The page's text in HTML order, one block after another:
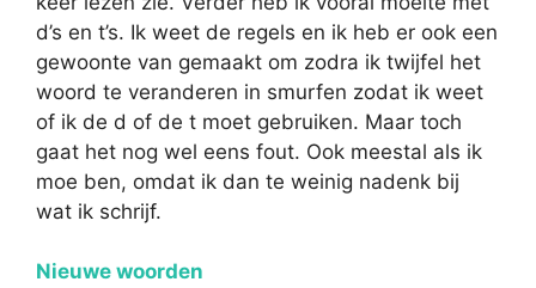
d’s en t’s. Ik weet de regels en ik heb er ook een
gewoonte van gemaakt om zodra ik twijfel het
woord te veranderen in smurfen zodat ik weet
of ik de d of de t moet gebruiken. Maar toch
gaat het nog wel eens fout. Ook meestal als ik
moe ben, omdat ik dan te weinig nadenk bij
wat ik schrijf.
Nieuwe woorden